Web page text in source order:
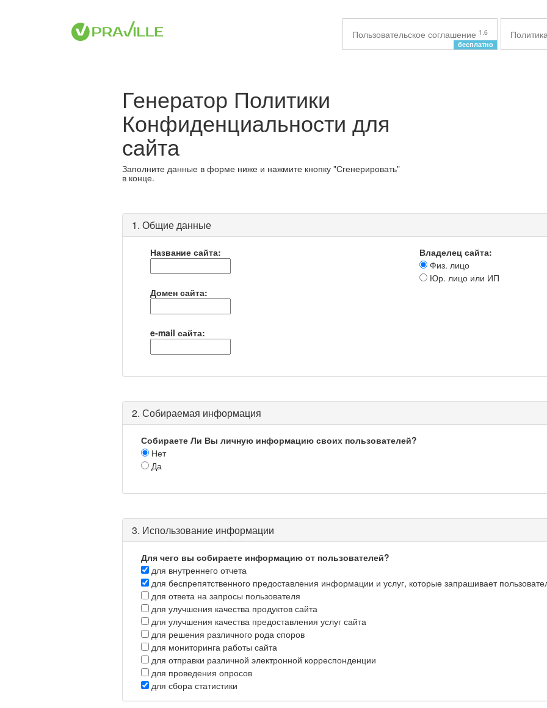
Пользовательское соглашение 1.6
бесплатно
Генератор Политики
Конфиденциальности для
сайта
Заполните данные в форме ниже и нажмите кнопку "Сгенерировать"
в конце.
1. Общие данные
Название сайта:
Домен сайта:
e-mail сайта:
Владелец сайта:
Физ. лицо
Юр. лицо или ИП
2. Собираемая информация
Собираете Ли Вы личную информацию своих пользователей?
Нет
Да
3. Использование информации
Для чего вы собираете информацию от пользователей?
для внутреннего отчета
для беспрепятственного предоставления информации и услуг, которые запрашивает
для ответа на запросы пользователя
для улучшения качества продуктов сайта
для улучшения качества предоставления услуг сайта
для решения различного рода споров
для мониторинга работы сайта
для отправки различной электронной корреспонденции
для проведения опросов
для сбора статистики